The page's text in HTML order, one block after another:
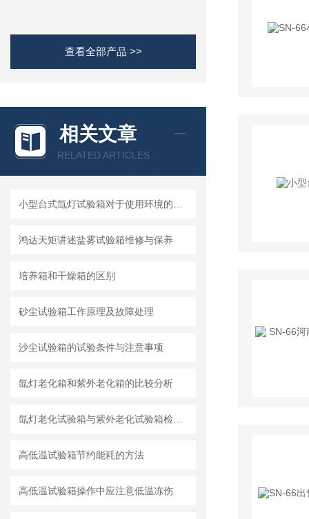
查看全部产品 >>
相关文章
RELATED ARTICLES
鸿达天矩讲述盐雾试验箱维修与保养
培养箱和干燥箱的区别
砂尘试验箱工作原理及故障处理
沙尘试验箱的试验条件与注意事项
氙灯老化箱和紫外老化箱的比较分析
高低温试验箱节约能耗的方法
高低温试验箱操作中应注意低温冻伤